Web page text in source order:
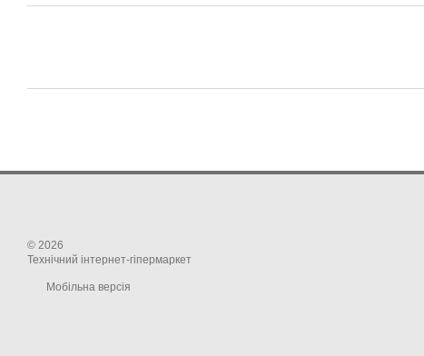
© 2026
Технічний інтернет-гіпермаркет
Мобільна версія